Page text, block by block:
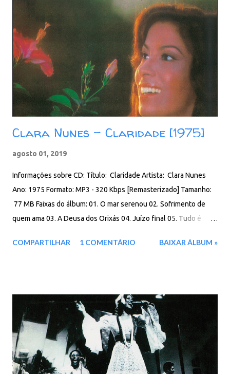
Clara Nunes - Claridade [1975]
agosto 01, 2019
Informações sobre CD: Título: Claridade Artista: Clara Nunes
Ano: 1975 Formato: MP3 - 320 Kbps [Remasterizado] Tamanho:
77 MB Faixas do álbum: 01. O mar serenou 02. Sofrimento de
quem ama 03. A Deusa dos Orixás 04. Juízo final 05. Tudo é
09. Ninguém tem que achar ruim 10. Às vezes faz bem chorar 11.
COMPARTILHAR 1 COMENTÁRIO BAIXAR ÁLBUM »